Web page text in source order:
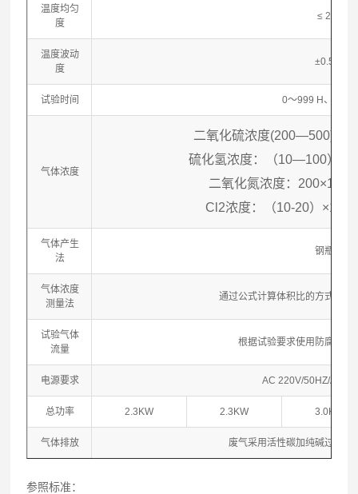
温度均匀
度
≤ 2℃
温度波动
度
±0.5℃
试验时间 0～999 H、M、
气体浓度
二氧化硫浓度
硫化氢浓度：（10—100）
二氧化氮浓度：200×10-9
Cl2浓度：（10-20）×10-
气体产生
法
钢瓶法
气体浓度
测量法
通过公式计算体积比的方式，再
试验气体
流量
根据试验要求使用防腐质量
电源要求 AC 220V/50HZ/AC
总功率 2.3KW 2.3KW 3.0KW
气体排放 废气采用活性碳加纯碱过滤再
参照标准：